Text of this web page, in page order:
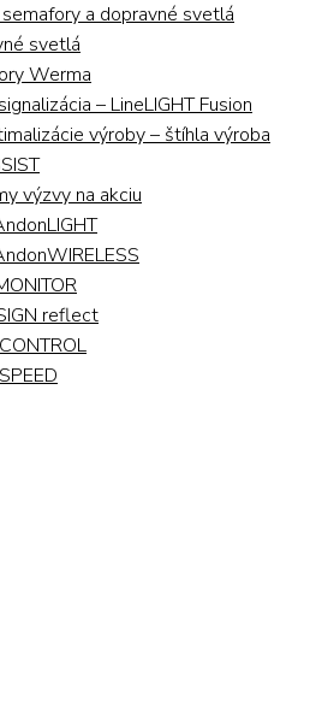
a dopravné svetlá
svetlá
Werma
– LineLIGHT Fusion
výroby – štíhla výroba
výzvy na akciu
reflect